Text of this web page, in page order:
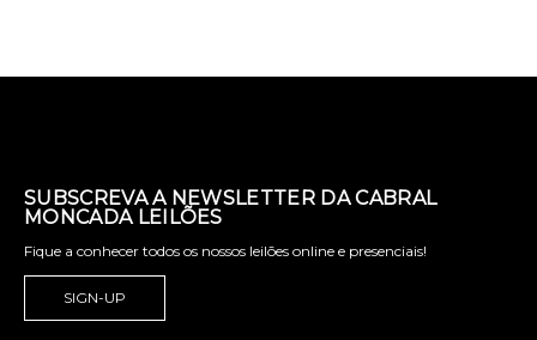
SUBSCREVA A NEWSLETTER DA CABRAL
MONCADA LEILÕES
Fique a conhecer todos os nossos leilões online e presenciais!
SIGN-UP